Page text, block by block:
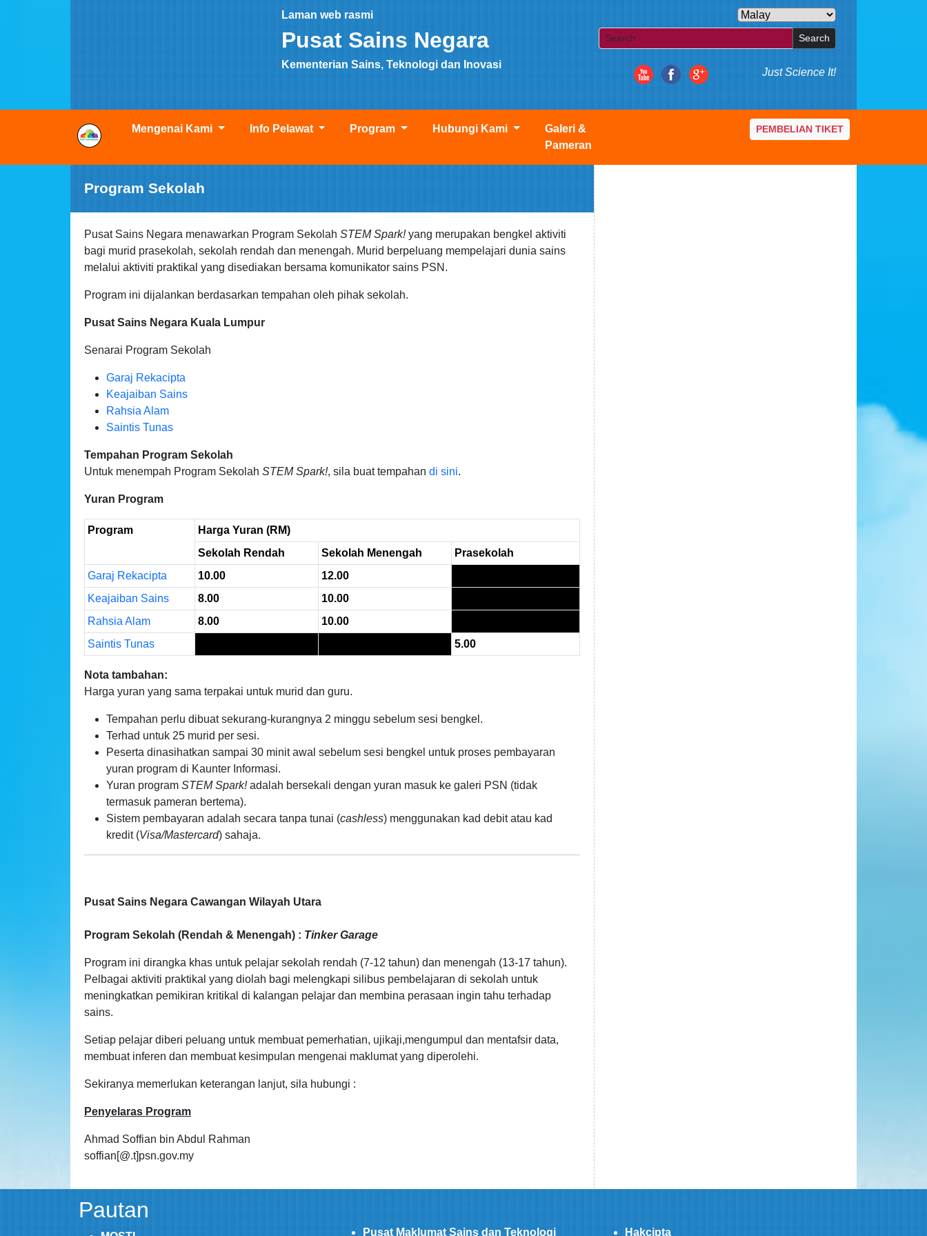
Laman web rasmi
Pusat Sains Negara
Kementerian Sains, Teknologi dan Inovasi
Search
Just Science It!
Mengenai Kami Info Pelawat Program Hubungi Kami
Galeri &
Pameran
PEMBELIAN TIKET
Program Sekolah
Pusat Sains Negara menawarkan Program Sekolah STEM Spark!yang merupakan bengkel aktiviti
bagi murid prasekolah, sekolah rendah dan menengah. Murid berpeluang mempelajari dunia sains
melalui aktiviti praktikal yang disediakan bersama komunikator sains PSN.
Program ini dijalankan berdasarkan tempahan oleh pihak sekolah.
Pusat Sains Negara Kuala Lumpur
Senarai Program Sekolah
Garaj Rekacipta
Keajaiban Sains
Rahsia Alam
Saintis Tunas
Tempahan Program Sekolah
Untuk menempah Program Sekolah STEM Spark!, sila buat tempahan di sini.
Yuran Program
Program
Harga Yuran (RM)
Sekolah Rendah
Sekolah Menengah
Prasekolah
Garaj Rekacipta
10.00
12.00
Keajaiban Sains
8.00
10.00
Rahsia Alam
8.00
10.00
Saintis Tunas
5.00
Nota tambahan:
Harga yuran yang sama terpakai untuk murid dan guru.
Tempahan perlu dibuat sekurang-kurangnya 2 minggu sebelum sesi bengkel.
Terhad untuk 25 murid per sesi.
Peserta dinasihatkan sampai 30 minit awal sebelum sesi bengkel untuk proses pembayaran
yuran program di Kaunter Informasi.
Yuran program STEM Spark!adalah bersekali dengan yuran masuk ke galeri PSN (tidak
termasuk pameran bertema).
Sistem pembayaran adalah secara tanpa tunai (cashless) menggunakan kad debit atau kad
kredit (Visa/Mastercard) sahaja.
Pusat Sains Negara Cawangan Wilayah Utara
Program Sekolah (Rendah & Menengah) : Tinker Garage
Program ini dirangka khas untuk pelajar sekolah rendah (7-12 tahun) dan menengah (13-17 tahun).
Pelbagai aktiviti praktikal yang diolah bagi melengkapi silibus pembelajaran di sekolah untuk
meningkatkan pemikiran kritikal di kalangan pelajar dan membina perasaan ingin tahu terhadap
sains.
Setiap pelajar diberi peluang untuk membuat pemerhatian, ujikaji,mengumpul dan mentafsir data,
membuat inferen dan membuat kesimpulan mengenai maklumat yang diperolehi.
Sekiranya memerlukan keterangan lanjut, sila hubungi :
Penyelaras Program
Ahmad Soffian bin Abdul Rahman
soffian[@.t]psn.gov.my
Pautan
Pusat Maklumat Sains dan Teknologi Hakcipta